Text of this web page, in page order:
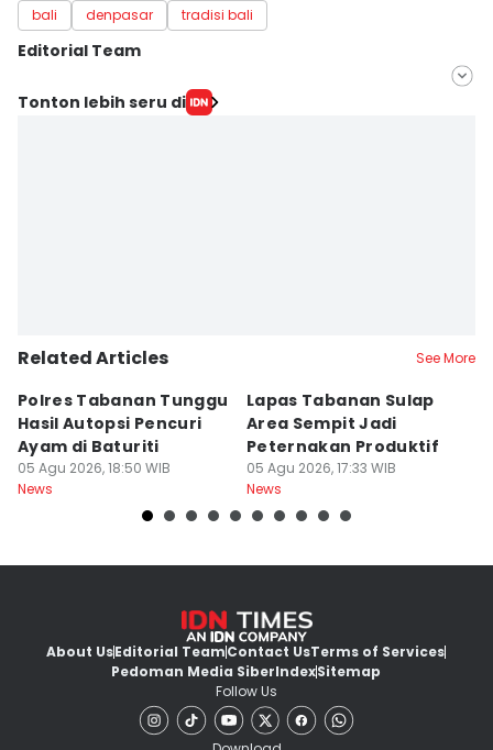
bali denpasar tradisi bali
Editorial Team
Editor
Tonton lebih seru di
Related Articles See More
Polres Tabanan Tunggu
Hasil Autopsi Pencuri
Ayam di Baturiti
05 Agu 2026, 18:50 WIB
News
Lapas Tabanan Sulap
Area Sempit Jadi
Peternakan Produktif
05 Agu 2026, 17:33 WIB
News
About UsEditorial TeamContact UsTerms of Services
Pedoman Media SiberIndexSitemap
Follow Us